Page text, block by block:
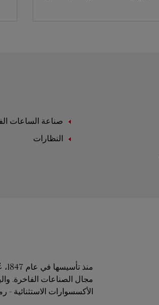
صناعة الساعات
النظارات
مجال الصناعات الفاخرة.
الأكسسوارات الاستثنائية -